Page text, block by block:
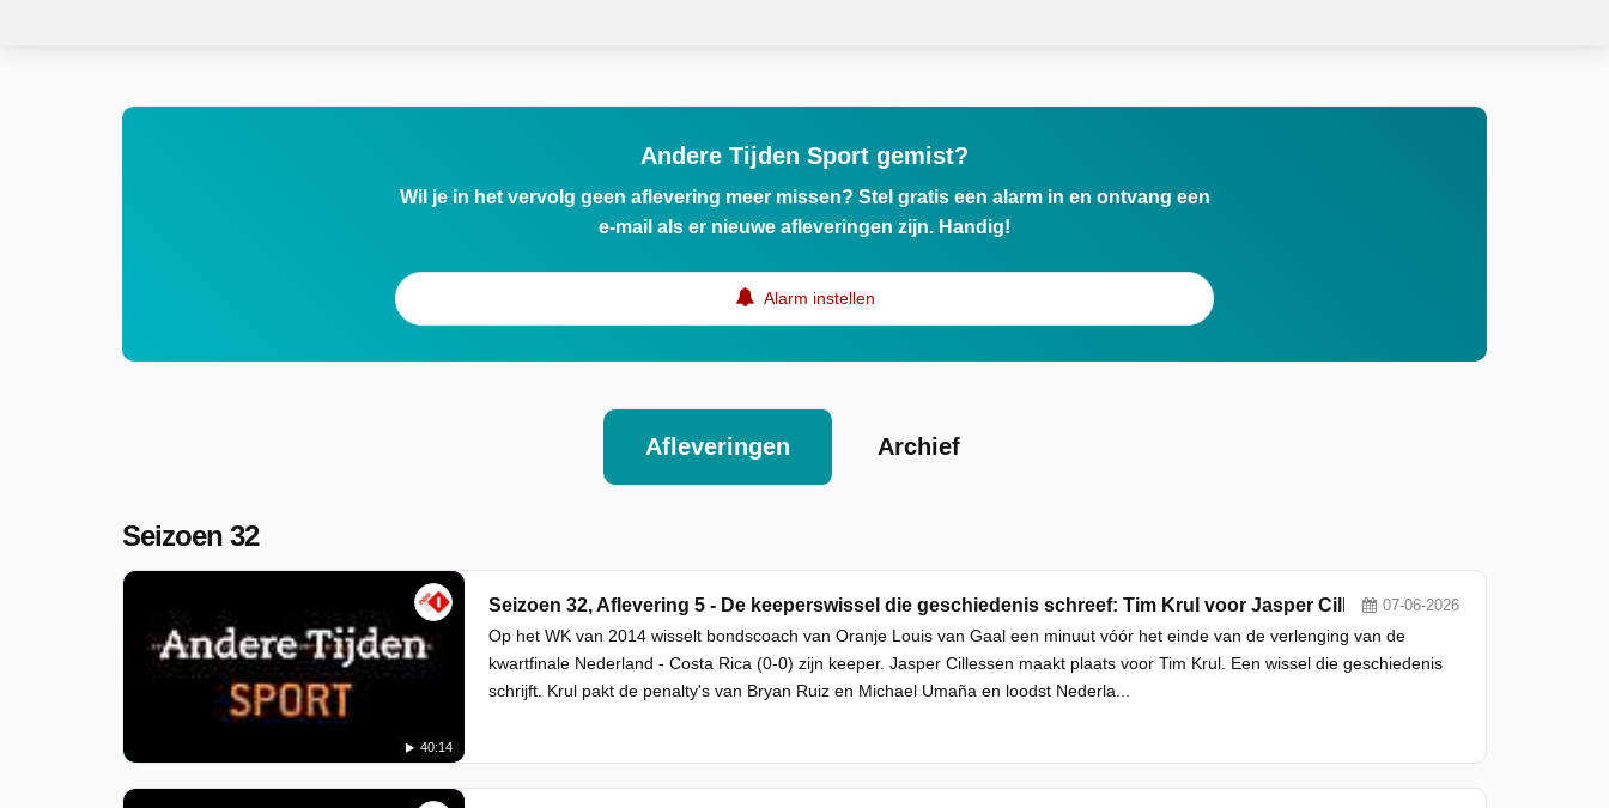
Andere Tijden Sport gemist?
Wil je in het vervolg geen aflevering meer missen? Stel gratis een alarm in en ontvang een
e-mail als er nieuwe afleveringen zijn. Handig!
Alarm instellen
Afleveringen Archief
Seizoen 32
40:14
Seizoen 32, Aflevering 5 - De keeperswissel die geschiedenis schreef: Tim Krul voor Jasper Cillessen07-06-2026
Op het WK van 2014 wisselt bondscoach van Oranje Louis van Gaal een minuut vóór het einde van de verlenging van de
kwartfinale Nederland - Costa Rica (0-0) zijn keeper. Jasper Cillessen maakt plaats voor Tim Krul. Een wissel die geschiedenis
schrijft. Krul pakt de penalty's van Bryan Ruiz en Michael Umaña en loodst Nederla...